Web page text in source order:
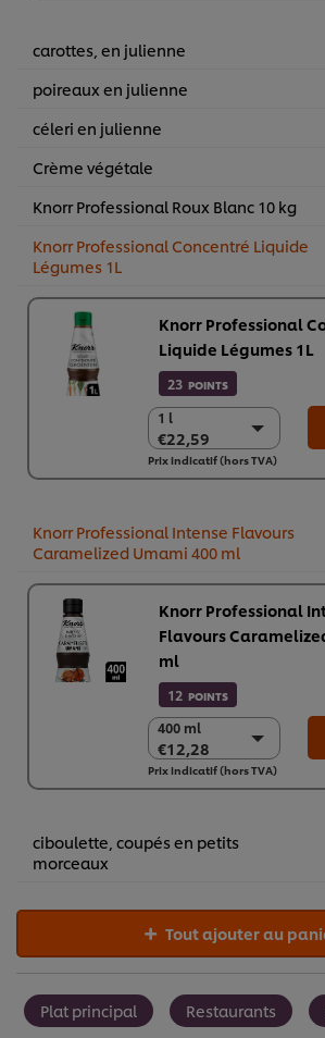
carottes, en julienne
poireaux en julienne
céleri en julienne
Crème végétale
Knorr Professional Roux Blanc 10 kg
Knorr Professional Concentré Liquide
Légumes 1L
Knorr Professional
Liquide Légumes 1L
23 POINTS
1 l
€22,59
1 l
€22,59
6 x 1 l
Prix indicatif (hors TVA)
Knorr Professional Intense Flavours
Caramelized Umami 400 ml
Knorr Professional
Flavours
ml
12 POINTS
400 ml
€12,28
400 ml
€12,28
6 x 400 ml
Prix indicatif (hors TVA)
ciboulette, coupés en petits
morceaux
Tout ajouter au
Plat principal Restaurants